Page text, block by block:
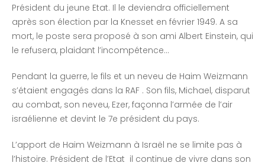
Président du jeune Etat. Il le deviendra officiellement
après son élection par la Knesset en février 1949. A sa
mort, le poste sera proposé à son ami Albert Einstein, qui
le refusera, plaidant l’incompétence…
Pendant la guerre, le fils et un neveu de Haim Weizmann
s’étaient engagés dans la RAF . Son fils, Michael, disparut
au combat, son neveu, Ezer, façonna l’armée de l’air
israélienne et devint le 7e président du pays.
L’apport de Haim Weizmann à Israël ne se limite pas à
l’histoire. Président de l’Etat il continue de vivre dans son